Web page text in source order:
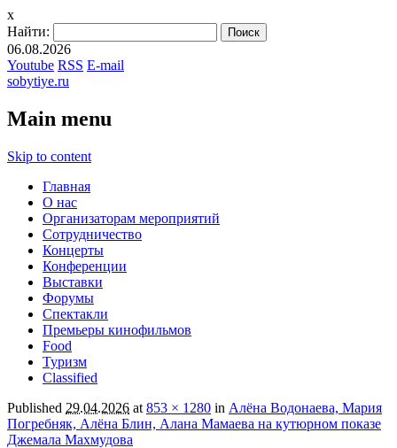
x
Найти:
06.08.2026
Youtube RSS E-mail
sobytiye.ru
Main menu
Skip to content
Главная
О нас
Организаторам мероприятий
Сотрудничество
Концерты
Конференции
Выставки
Форумы
Спектакли
Премьеры кинофильмов
Food
Туризм
Сlassified
Published 29.04.2026 at 853 × 1280 in Алёна Водонаева, Мария
Погребняк, Алёна Блин, Алана Мамаева на кутюрном показе
Джемала Махмудова